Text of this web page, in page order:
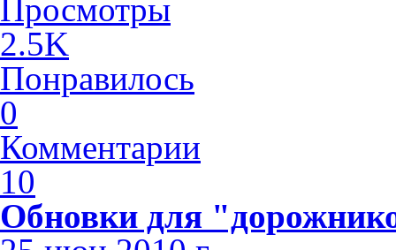
Просмотры
2.5K
Понравилось
0
Комментарии
10
Обновки для